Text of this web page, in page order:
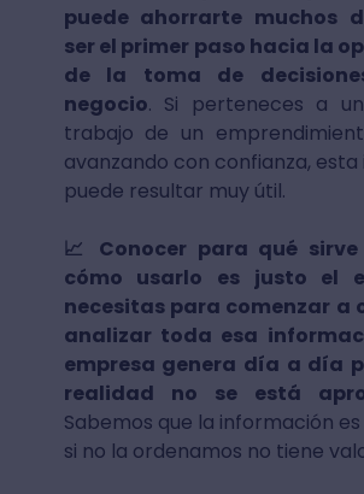
puede ahorrarte muchos
ser el primer paso hacia la
de la toma de
negocio. Si perteneces a
trabajo de un
avanzando con confianza,
puede resultar muy útil.
📈 Conocer para qué
cómo usarlo es justo el
necesitas para comenzar a
analizar toda esa
empresa genera día a día
realidad no se está
Sabemos que la información
si no la ordenamos no tiene